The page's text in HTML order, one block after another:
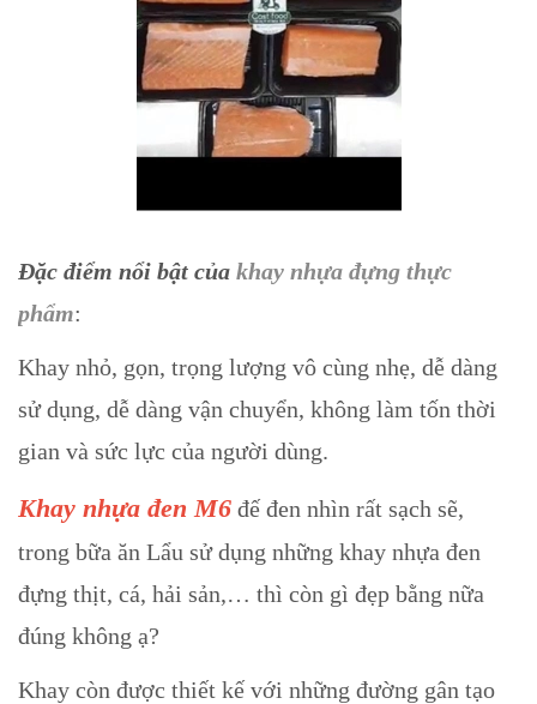
Đặc điểm nổi bật của khay nhựa đựng thực
phẩm:
Khay nhỏ, gọn, trọng lượng vô cùng nhẹ, dễ dàng
sử dụng, dễ dàng vận chuyển, không làm tốn thời
gian và sức lực của người dùng.
Khay nhựa đen M6 đế đen nhìn rất sạch sẽ,
trong bữa ăn Lẩu sử dụng những khay nhựa đen
đựng thịt, cá, hải sản,… thì còn gì đẹp bằng nữa
đúng không ạ?
Khay còn được thiết kế với những đường gân tạo